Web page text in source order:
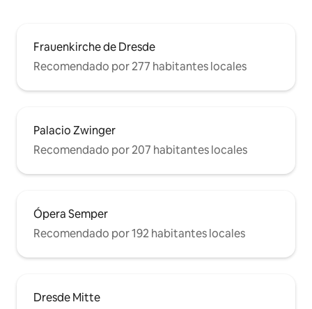
Frauenkirche de Dresde
Recomendado por 277 habitantes locales
Palacio Zwinger
Recomendado por 207 habitantes locales
Ópera Semper
Recomendado por 192 habitantes locales
Dresde Mitte